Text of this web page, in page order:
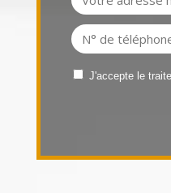
J'accepte le